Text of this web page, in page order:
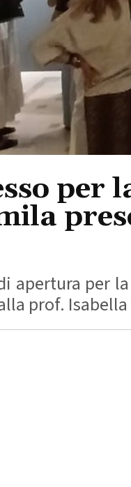
per
apertura per
prof.